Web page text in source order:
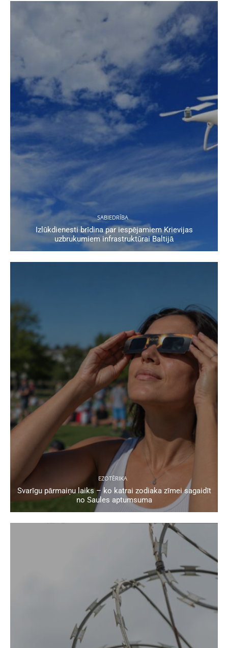
SABIEDRĪBA
Izlūkdienesti brīdina par iespējamiem Krievijas
uzbrukumiem infrastruktūrai Baltijā
EZOTĒRIKA
Svarīgu pārmaiņu laiks – ko katrai zodiaka zīmei sagaidīt
no Saules aptumsuma